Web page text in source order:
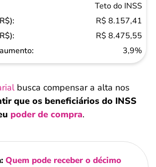
Teto do INSS
R$ 8.157,41
R$ 8.475,55
3,9%
busca compensar a alta nos
que os beneficiários do INSS
poder de compra.
Quem pode receber o décimo